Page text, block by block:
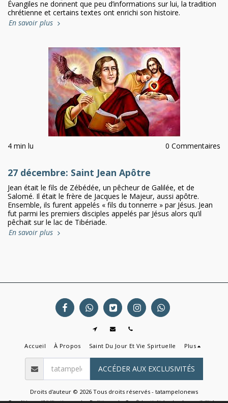
Évangiles ne donnent que peu d’informations sur lui, la tradition
chrétienne et certains textes ont enrichi son histoire.
En savoir plus
4 min lu 0 Commentaires
27 décembre: Saint Jean Apôtre
Jean était le fils de Zébédée, un pêcheur de Galilée, et de
Salomé. Il était le frère de Jacques le Majeur, aussi apôtre.
Ensemble, ils furent appelés « fils du tonnerre » par Jésus. Jean
fut parmi les premiers disciples appelés par Jésus alors qu’il
pêchait sur le lac de Tibériade.
En savoir plus
Accueil À Propos Saint Du Jour Et Vie Spirtuelle Plus
ACCÉDER AUX EXCLUSIVITÉS
Droits d'auteur © 2026 Tous droits réservés - tatampelonews